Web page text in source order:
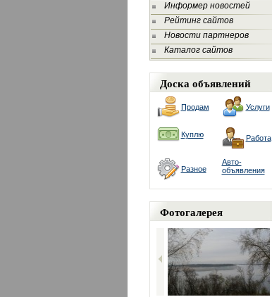
Информер новостей
Рейтинг сайтов
Новости партнеров
Каталог сайтов
Доска объявлений
Продам Услуги
Куплю Работа
Разное
Авто-
объявления
Фотогалерея